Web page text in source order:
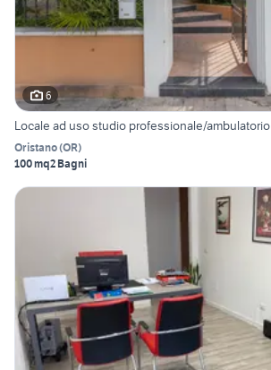
6
Locale ad uso studio professionale/ambulatorio
Oristano(OR)
100 mq2 Bagni